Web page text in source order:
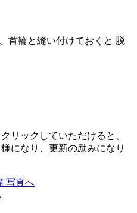
首輪と縫い付けておくと 脱
リックしていただけると、
になり、更新の励みになり